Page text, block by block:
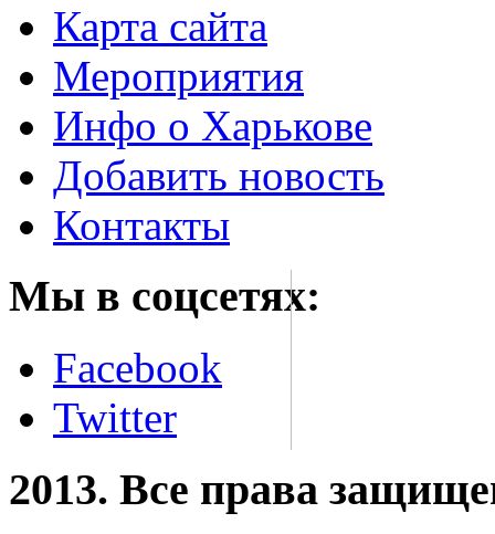
Карта сайта
Мероприятия
Инфо о Харькове
Добавить новость
Контакты
Мы в соцсетях:
Facebook
Twitter
2013. Все права